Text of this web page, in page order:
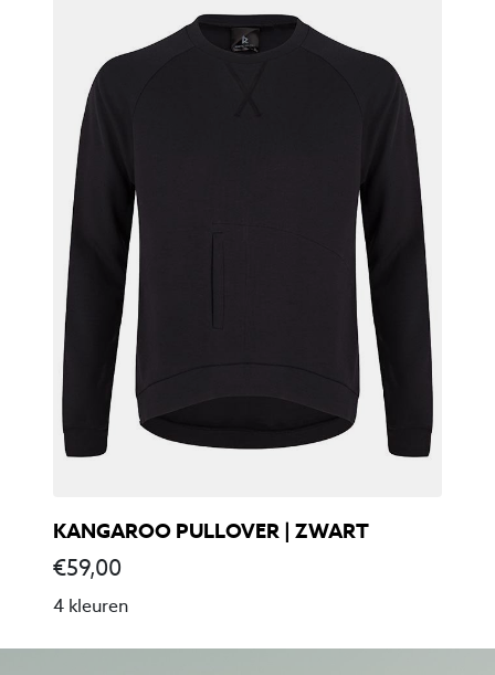
KANGAROO PULLOVER | ZWART
€59,00
4 kleuren